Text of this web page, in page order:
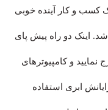
کسب و کار آینده خوبی
اینک دو راه پیش پای
نمایید و کامپیوترهای
رایانش ابری استفاده